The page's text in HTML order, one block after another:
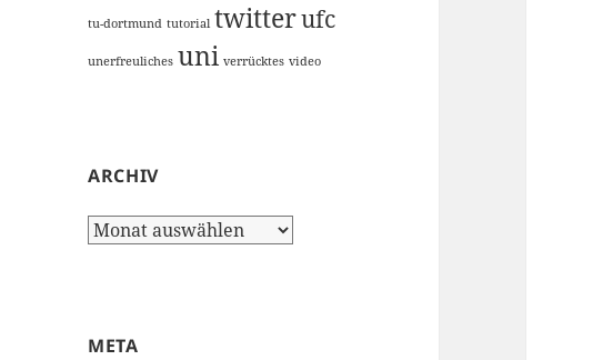
tu-dortmund tutorial twitterufc
unerfreuliches uni verrücktes video
ARCHIV
Archiv
META